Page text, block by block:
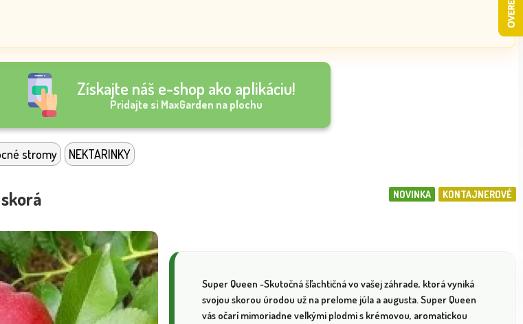
Získajte náš e-shop ako aplikáciu!
Pridajte si MaxGarden na plochu
stromy NEKTARINKY
KONTAJNEROVÉ
NOVINKA
Super Queen -Skutočná šľachtičná vo vašej záhrade, ktorá vyniká
svojou skorou úrodou už na prelome júla a augusta. Super Queen
vás očarí mimoriadne veľkými plodmi s krémovou, aromatickou